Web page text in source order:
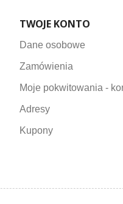
TWOJE KONTO
Dane osobowe
Zamówienia
Moje pokwitowania -
Adresy
Kupony